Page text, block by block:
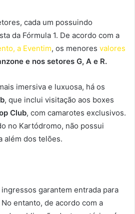
cada um possuindo
da Fórmula 1. De acordo com a
a Eventim, os menores valores
e nos setores G, A e R.
imersiva e luxuosa, há os
, que inclui visitação aos boxes
Club, com camarotes exclusivos.
no Kartódromo, não possui
além dos telões.
garantem entrada para
entanto, de acordo com a